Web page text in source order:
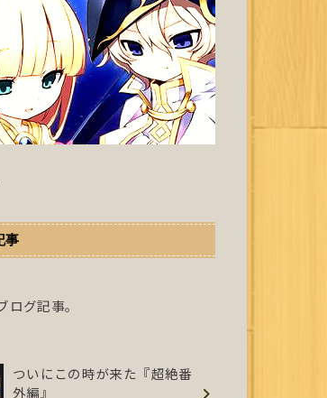
事
グ記事。
ついにこの時が来た『超絶番
外編』